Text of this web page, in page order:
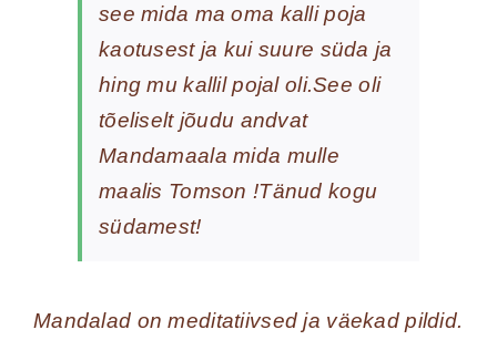
see mida ma oma kalli poja
kaotusest ja kui suure süda ja
hing mu kallil pojal oli.See oli
tõeliselt jõudu andvat
Mandamaala mida mulle
maalis Tomson !Tänud kogu
südamest!
Mandalad on meditatiivsed ja väekad pildid.